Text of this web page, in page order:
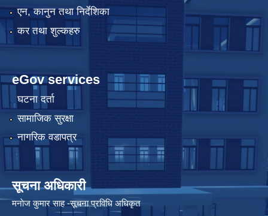
एन, कानुन तथा निर्देशिका
कर तथा शुल्कहरु
eGov services
घटना दर्ता
सामाजिक सुरक्षा
नागरिक वडापत्र
सूचना अधिकारी
मनाेज कुमार साह -सूचना प्रविधि अधिकृत